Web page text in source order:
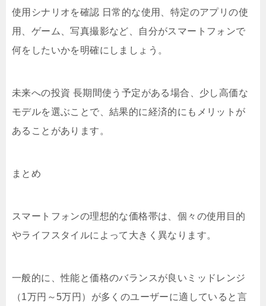
使用シナリオを確認 日常的な使用、特定のアプリの使
用、ゲーム、写真撮影など、自分がスマートフォンで
何をしたいかを明確にしましょう。
未来への投資 長期間使う予定がある場合、少し高価な
モデルを選ぶことで、結果的に経済的にもメリットが
あることがあります。
まとめ
スマートフォンの理想的な価格帯は、個々の使用目的
やライフスタイルによって大きく異なります。
一般的に、性能と価格のバランスが良いミッドレンジ
（1万円～5万円）が多くのユーザーに適していると言